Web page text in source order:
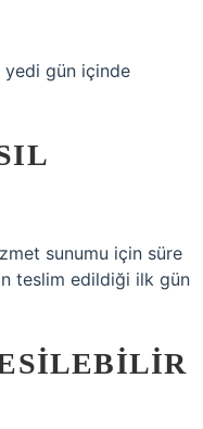
yedi gün içinde
sunumu için süre
teslim edildiği ilk gün